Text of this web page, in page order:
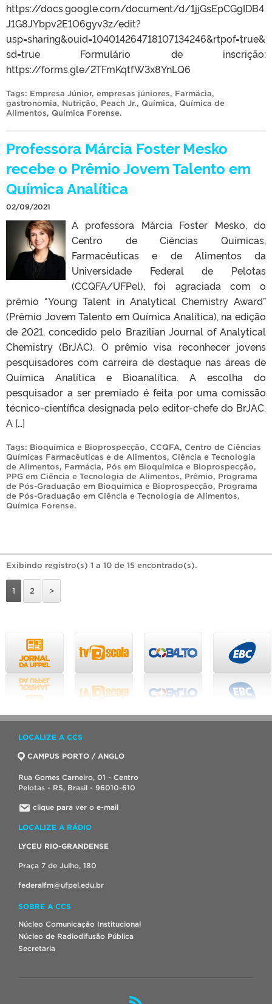
https://docs.google.com/document/d/1jjGsEpCGgIDB4
J1G8JYbpv2E1O6gyv3z/edit?
usp=sharing&ouid=104014264718107134246&rtpof=true&
sd=true Formulário de inscrição:
https://forms.gle/2TFmKqtfW3x8YnLQ6
Tags: Empresa Júnior, empresas júniores, Farmácia,
gastronomia, Nutrição, Peach Jr., Química, Química de
Alimentos, Química Forense.
Professora Márcia Foster Mesko
recebe o Prêmio Jovem Talento em
Química Analítica
02/09/2021
A professora Márcia Foster Mesko, do
Centro de Ciências Químicas,
Farmacêuticas e de Alimentos da
Universidade Federal de Pelotas
(CCQFA/UFPel), foi agraciada com o
prêmio “Young Talent in Analytical Chemistry Award”
(Prêmio Jovem Talento em Química Analítica), na edição
de 2021, concedido pelo Brazilian Journal of Analytical
Chemistry (BrJAC). O prêmio visa reconhecer jovens
pesquisadores com carreira de destaque nas áreas de
Química Analítica e Bioanalítica. A escolha do
pesquisador a ser premiado é feita por uma comissão
técnico-científica designada pelo editor-chefe do BrJAC.
A […]
Tags: Bioquímica e Bioprospecção, CCQFA, Centro de Ciências
Químicas Farmacêuticas e de Alimentos, Ciência e Tecnologia
de Alimentos, Farmácia, Pós em Bioquímica e Bioprospecção,
PPG em Ciência e Tecnologia de Alimentos, Prêmio, Programa
de Pós-Graduação em Bioquímica e Bioprospecção, Programa
de Pós-Graduação em Ciência e Tecnologia de Alimentos,
Química Forense.
Exibindo registro(s) 1 a 10 de 15 encontrado(s).
1 2 >
LOCALIZE A CCS
CAMPUS PORTO / ANGLO
Rua Gomes Carneiro, 01 - Centro
Pelotas - RS, Brasil - 96010-610
clique para ver o e-mail
LOCALIZE A RÁDIO
LYCEU RIO-GRANDENSE
Praça 7 de Julho, 180
federalfm@ufpel.edu.br
SOBRE A CCS
Núcleo Comunicação Institucional
Núcleo de Radiodifusão Pública
Secretaria